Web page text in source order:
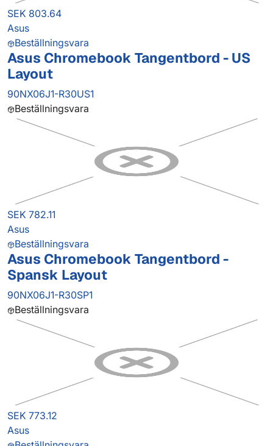
SEK 803.64
Asus
Beställningsvara
Asus Chromebook Tangentbord - US
Layout
90NX06J1-R30US1
Beställningsvara
SEK 782.11
Asus
Beställningsvara
Asus Chromebook Tangentbord -
Spansk Layout
90NX06J1-R30SP1
Beställningsvara
SEK 773.12
Asus